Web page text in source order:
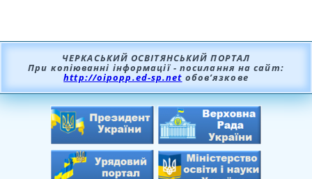
ЧЕРКАСЬКИЙ ОСВІТЯНСЬКИЙ ПОРТАЛ
При копіюванні інформації - посилання на сайт:
http://oipopp.ed-sp.net обов’язкове